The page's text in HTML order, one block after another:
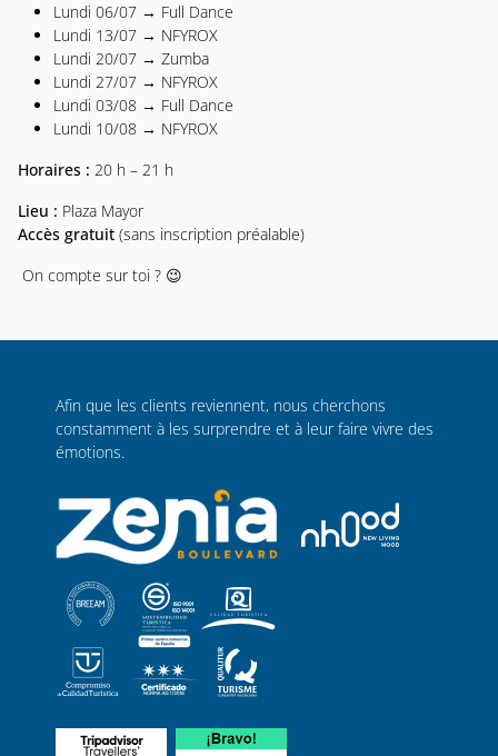
Lundi 06/07 → Full Dance
Lundi 13/07 → NFYROX
Lundi 20/07 → Zumba
Lundi 27/07 → NFYROX
Lundi 03/08 → Full Dance
Lundi 10/08 → NFYROX
Horaires : 20 h – 21 h
Lieu : Plaza Mayor
Accès gratuit (sans inscription préalable)
On compte sur toi ? 😉
Afin que les clients reviennent, nous cherchons
constamment à les surprendre et à leur faire vivre des
émotions.